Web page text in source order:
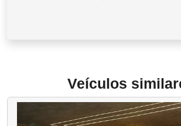
Veículos